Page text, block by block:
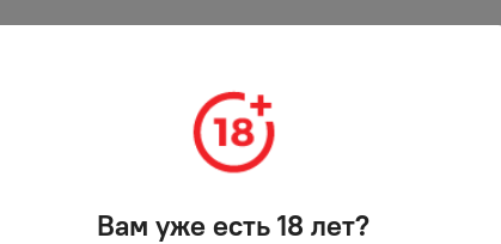
АКЦИЯ
Вам уже есть 18 лет?